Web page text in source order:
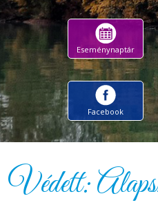
Eseménynaptár
Facebook
Védett: